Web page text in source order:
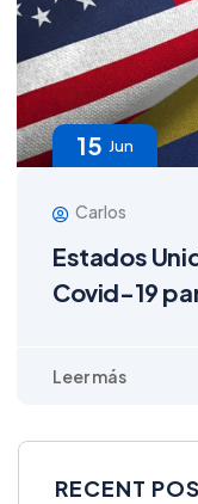
15 Jun
Carlos
Estados
Covid-19
RECENT